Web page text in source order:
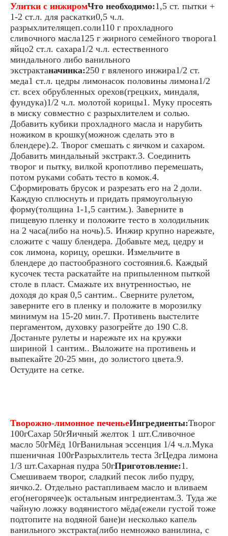
Улитки с инжиромЧто необходимо:1,5 ст. пытки +
1-2 ст.л. для раскатки0,5 ч.л.
разрыхлителящеп.соли110 г прохладного
сливочного масла125 г жирного семейного творога1
яйцо2 ст.л. сахара1/2 ч.л. естественного
миндального либо ванильного
экстрактаначинка:250 г вяленого инжира1/2 ст.
меда1 ст.л. цедры лимонасок половины лимона1/2
ст. всех обрубленных орехов(грецких, миндаля,
фундука)1/2 ч.л. молотой корицы1. Муку просеять
в миску совместно с разрыхлителем и солью.
Добавить кубики прохладного масла и нарубить
ножиком в крошку(можнож сделать это в
блендере).2. Творог смешать с яичком и сахаром.
Добавить миндальный экстракт.3. Соединить
творог и пытку, вилкой кропотливо перемешать,
потом руками собать тесто в комок.4.
Сформировать брусок и разрезать его на 2 доли.
Каждую сплюснуть и придать прямоугольную
форму(толщина 1-1,5 сантим.). Заверните в
пищевую пленку и положите тесто в холодильник
на 2 часа(либо на ночь).5. Инжир крупно нарежьте,
сложите с чашу блендера. Добавьте мед, цедру и
сок лимона, корицу, орешки. Измельчите в
блендере до пастообразного состояния.6. Каждый
кусочек теста раскатайте на припыленном пыткой
столе в пласт. Смажьте их внутренностью, не
доходя до края 0,5 сантим.. Сверните рулетом,
заверните его в пленку и положите в морозилку
минимум на 15-20 мин.7. Противень выстелите
пергаментом, духовку разогрейте до 190 С.8.
Достаньте рулеты и нарежьте их на кружки
шириной 1 сантим.. Выложите на противень и
выпекайте 20-25 мин, до золистого цвета.9.
Остудите на сетке.
Творожно-лимонное печеньеИнгредиенты:Творог
100гСахар 50гЯичный желток 1 шт.Сливочное
масло 50гМёд 10гВанильная эссенция 1/4 ч.л.Мука
пшеничная 100гРазрыхлитель теста 3гЦедра лимона
1/3 шт.Сахарная пудра 50гПриготовление:1.
Смешиваем творог, сладкий песок либо пудру,
яичко.2. Отдельно растапливаем масло и вливаем
его(негорячее)к остальным ингредиентам.3. Туда же
чайную ложку водянистого мёда(ежели густой тоже
подтопите на водяной бане)и несколько капель
ванильного экстракта(либо немножко ванилина, с